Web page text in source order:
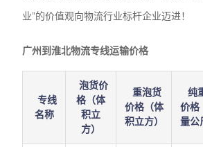
业”的价值观向物流行业标杆企业迈进！
广州到淮北物流专线运输价格
专线
名称
泡货价
格（体
积立
方）
重泡货
价格（体
积立方）
纯
价格
量公